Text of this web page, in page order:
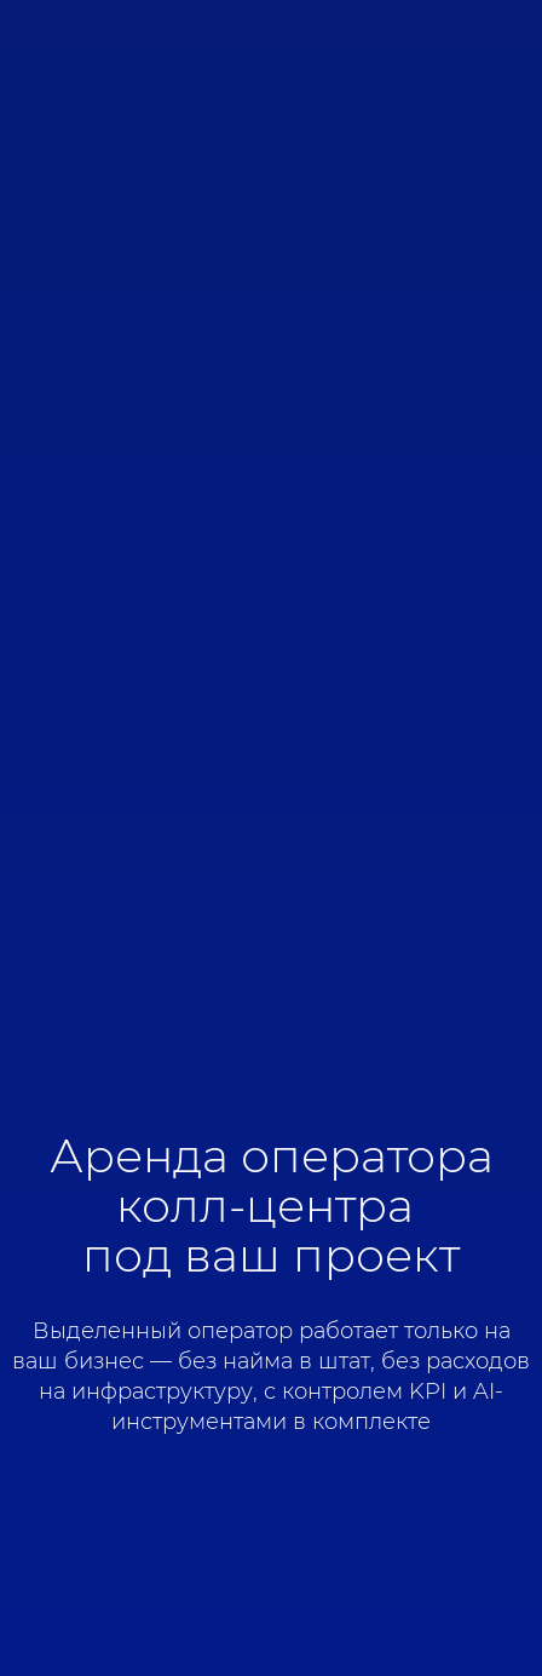
Аренда оператора
колл-центра
под ваш проект
Выделенный оператор работает только на
ваш бизнес — без найма в штат, без расходов
на инфраструктуру, с контролем KPI и AI-
инструментами в комплекте